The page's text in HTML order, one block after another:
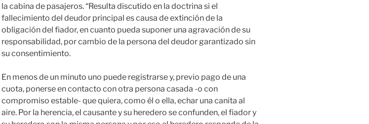
la cabina de pasajeros. “Resulta discutido en la doctrina si el
fallecimiento del deudor principal es causa de extinción de la
obligación del fiador, en cuanto pueda suponer una agravación de su
responsabilidad, por cambio de la persona del deudor garantizado sin
su consentimiento.
En menos de un minuto uno puede registrarse y, previo pago de una
cuota, ponerse en contacto con otra persona casada -o con
compromiso estable- que quiera, como él o ella, echar una canita al
aire. Por la herencia, el causante y su heredero se confunden, el fiador y